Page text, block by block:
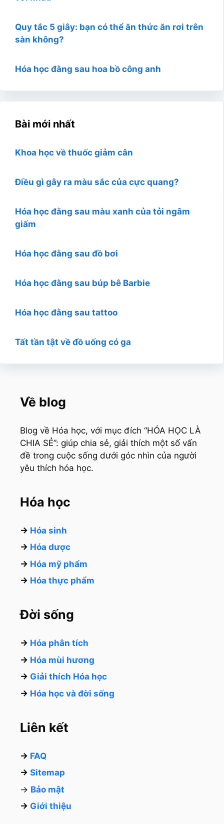
Quy tắc 5 giây: bạn có thể ăn thức ăn rơi trên
sàn không?
Hóa học đằng sau hoa bồ công anh
Bài mới nhất
Khoa học về thuốc giảm cân
Điều gì gây ra màu sắc của cực quang?
Hóa học đằng sau màu xanh của tỏi ngâm
giấm
Hóa học đằng sau đồ bơi
Hóa học đằng sau búp bê Barbie
Hóa học đằng sau tattoo
Tất tần tật về đồ uống có ga
Về blog
Blog về Hóa học, với mục đích “HÓA HỌC LÀ
CHIA SẺ”: giúp chia sẻ, giải thích một số vấn
đề trong cuộc sống dưới góc nhìn của người
yêu thích hóa học.
Hóa học
→ Hóa sinh
→ Hóa dược
→ Hóa mỹ phẩm
→ Hóa thực phẩm
Đời sống
→ Hóa phân tích
→ Hóa mùi hương
→ Giải thích Hóa học
→ Hóa học và đời sống
Liên kết
→ FAQ
→ Sitemap
→ Bảo mật
→ Giới thiệu